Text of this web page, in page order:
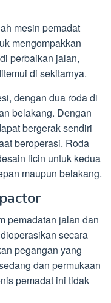
mesin pemadat
mengompakkan
perbaikan jalan,
di sekitarnya.
dengan dua roda di
belakang. Dengan
bergerak sendiri
beroperasi. Roda
licin untuk kedua
maupun belakang.
pemadatan jalan dan
secara
pegangan yang
dan permukaan
pemadat ini tidak